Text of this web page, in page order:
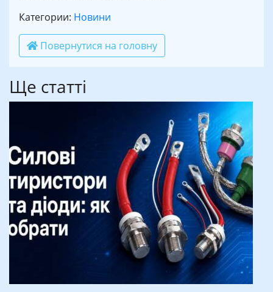
Категории: Новини
Повернутися на головну
Ще статті